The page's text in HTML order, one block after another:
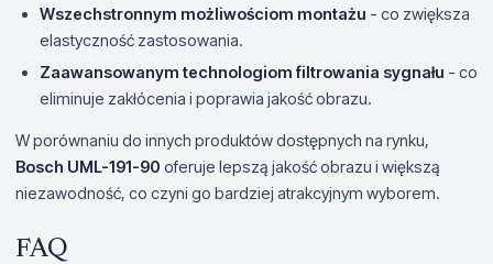
Wszechstronnym możliwościom montażu - co zwiększa
elastyczność zastosowania.
Zaawansowanym technologiom filtrowania sygnału - co
eliminuje zakłócenia i poprawia jakość obrazu.
W porównaniu do innych produktów dostępnych na rynku,
Bosch UML-191-90 oferuje lepszą jakość obrazu i większą
niezawodność, co czyni go bardziej atrakcyjnym wyborem.
FAQ